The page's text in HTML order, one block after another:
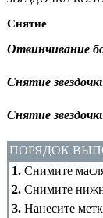
Снятие
Отвинчивание
Снятие
Снятие
ПОРЯДОК
1. Снимите
2. Снимите
3. Нанесите